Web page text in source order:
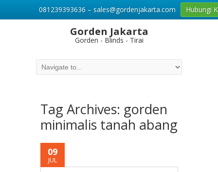
Gorden Jakarta
Gorden - Blinds - Tirai
Tag Archives: gorden
minimalis tanah abang
09
JUL
081239393636 – sales@gordenjakarta.com Hubungi